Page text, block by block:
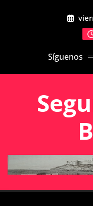
Síguenos